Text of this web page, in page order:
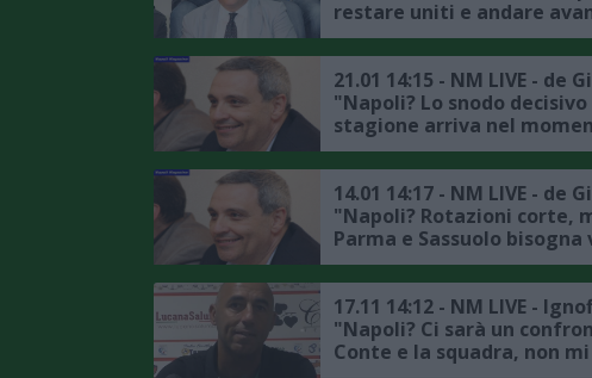
restare uniti e andare
mercato invernale?
recuperare gli infortunati"
21.01 14:15 - NM LIVE - de
"Napoli? Lo snodo
stagione arriva nel
peggiore, Lucca non ha
le occasioni, mercato?
qualcosa"
14.01 14:17 - NM LIVE - de
"Napoli? Rotazioni corte,
Parma e Sassuolo bisogna
mercato? Bisogna fare
McTominay meriterebbe
vita"
17.11 14:12 - NM LIVE -
"Napoli? Ci sarà un
Conte e la squadra, non